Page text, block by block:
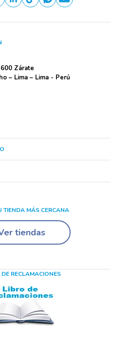
Zárate
– Lima – Lima - Perú
TIENDA MÁS CERCANA
tiendas
DE RECLAMACIONES